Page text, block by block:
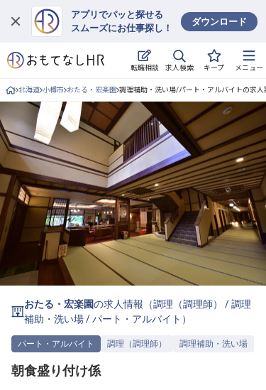
アプリでパッと探せる
スムーズにお仕事探し！
ダウンロード
転職相談 求人検索 キープ メニュー
ログイン
求人・施設を探す
キープした求人
就職・転職 合同説明会
おもてなしHRについて
ご利用の流れ
よくある質問
ホテル・宿泊業界情報コラム
無料 転職サポートに申し込む
採用をお考えの企業様へ
北海道 小樽市 おたる・宏楽園 調理補助・洗い場/パート・アルバイトの求人
おたる・宏楽園の求人情報（調理（調理師） /調理
補助・洗い場/パート・アルバイト ）
パート・アルバイト 調理（調理師） 調理補助・洗い場
朝食盛り付け係